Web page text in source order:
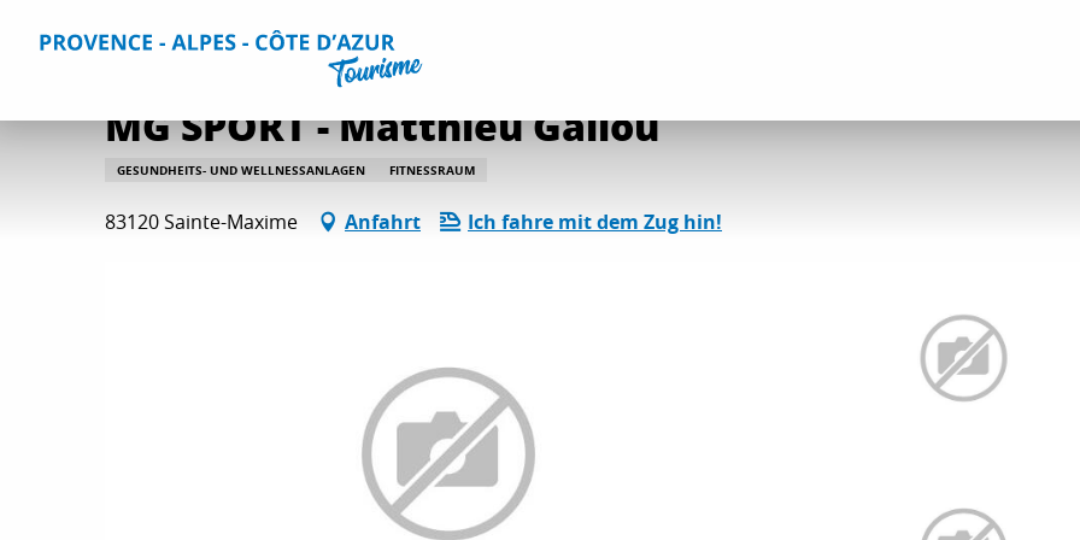
Home Aktivitäten Entspannung und Unterhaltung
MG SPORT - Matthieu Gallou
GESUNDHEITS- UND WELLNESSANLAGEN FITNESSRAUM
83120 Sainte-Maxime Anfahrt Ich fahre mit dem Zug hin!